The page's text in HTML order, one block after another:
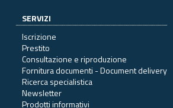
SERVIZI
Iscrizione
Prestito
Consultazione e riproduzione
Fornitura documenti - Document delivery
Ricerca specialistica
Newsletter
Prodotti informativi